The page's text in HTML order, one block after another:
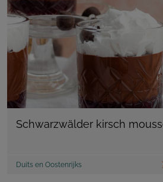
Schwarzwälder kirsch
Duits en Oostenrijks